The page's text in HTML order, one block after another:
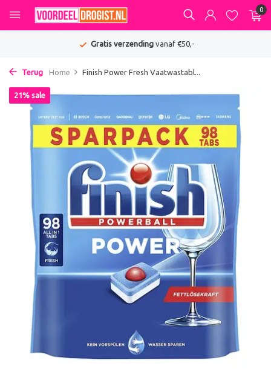
0
Gratis verzendingvanaf €50,-
Terug Home Finish Power Fresh Vaatwastabl...
21% sale